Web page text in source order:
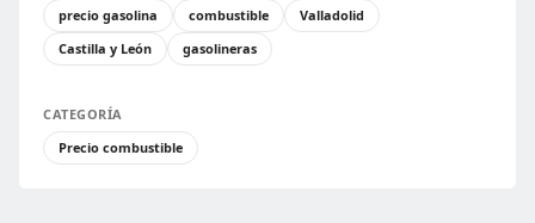
precio gasolina
combustible
Valladolid
Castilla y León
gasolineras
CATEGORÍA
Precio combustible